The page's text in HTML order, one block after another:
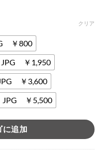
￥800
JPG ￥1,950
￥3,600
JPG ￥5,500
クリア
に追加